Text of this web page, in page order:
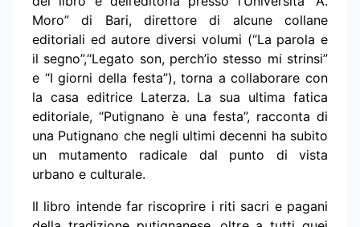
Moro” di Bari, direttore di alcune collane
editoriali ed autore diversi volumi (“La parola e
il segno”,“Legato son, perch’io stesso mi strinsi”
e “I giorni della festa”), torna a collaborare con
la casa editrice Laterza. La sua ultima fatica
editoriale, “Putignano è una festa”, racconta di
una Putignano che negli ultimi decenni ha subito
un mutamento radicale dal punto di vista
urbano e culturale.
Il libro intende far riscoprire i riti sacri e pagani